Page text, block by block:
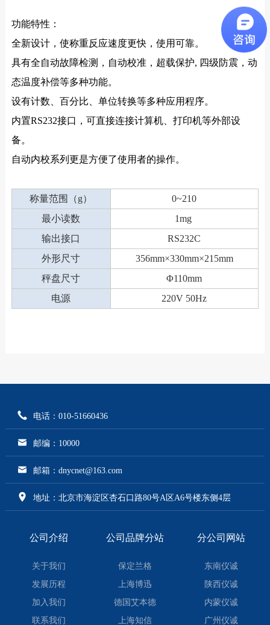
功能特性：
全新设计，使称重反应速度更快，使用可靠。
具有全自动故障检测，自动校准，超载保护, 四级防震，动
态温度补偿等多种功能。
设有计数、百分比、单位转换等多种应用程序。
内置RS232接口，可直接连接计算机、打印机等外部设
备。
自动内校系列更是方便了使用者的操作。
称量范围（g）
0~210
最小读数
1mg
输出接口
RS232C
外形尺寸
356mm×330mm×215mm
秤盘尺寸
Φ110mm
电源
220V 50Hz
电话：010-51660436
邮编：10000
邮箱：dnycnet@163.com
地址：北京市海淀区杏石口路80号A区A6号楼东侧4层
公司介绍
关于我们
发展历程
加入我们
联系我们
公司品牌分站
保定兰格
上海博迅
德国艾本德
上海知信
分公司网站
东南仪诚
陕西仪诚
内蒙仪诚
广州仪诚